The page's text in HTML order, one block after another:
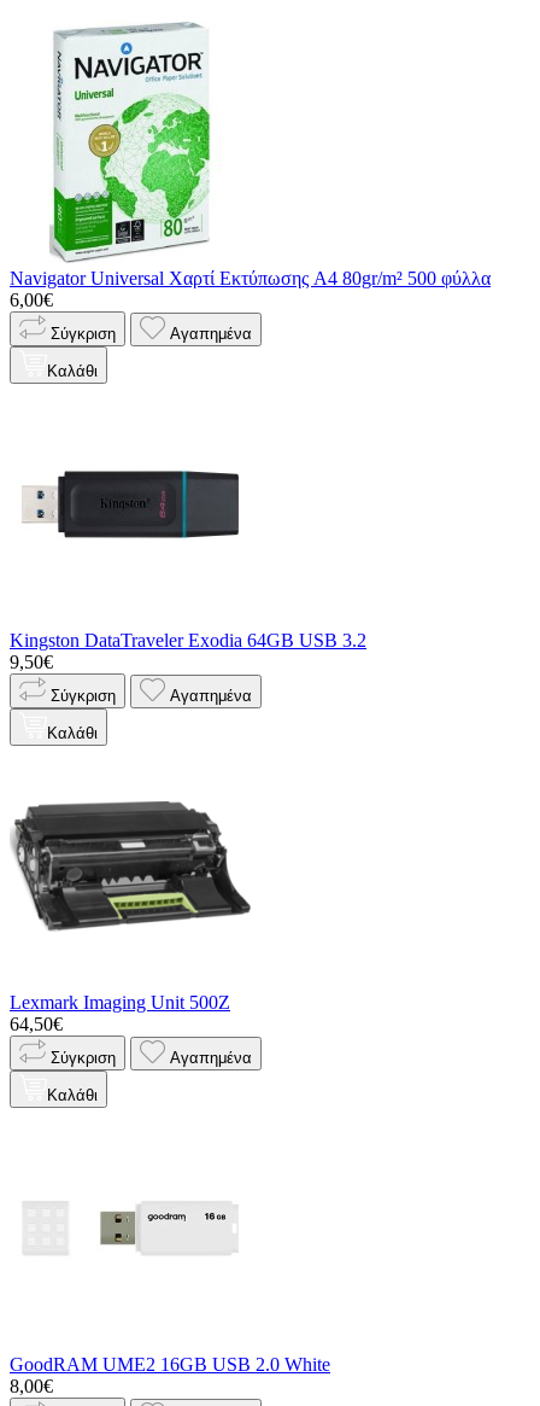
Navigator Universal Χαρτί Εκτύπωσης A4 80gr/m² 500 φύλλα
6,00€
Σύγκριση Αγαπημένα
Καλάθι
Kingston DataTraveler Exodia 64GB USB 3.2
9,50€
Σύγκριση Αγαπημένα
Καλάθι
Lexmark Imaging Unit 500Z
64,50€
Σύγκριση Αγαπημένα
Καλάθι
GoodRAM UME2 16GB USB 2.0 White
8,00€